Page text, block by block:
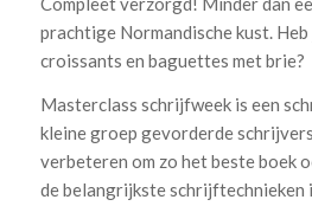
prachtige Normandische kust.
croissants en baguettes met brie?
Masterclass schrijfweek is een
kleine groep gevorderde
verbeteren om zo het beste boek
de belangrijkste schrijftechnieken